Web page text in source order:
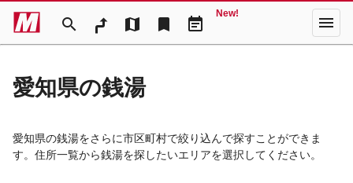
search map bookmark event_note
New! menu
愛知県の銭湯
愛知県の銭湯をさらに市区町村で絞り込んで探すことができま
す。住所一覧から銭湯を探したいエリアを選択してください。